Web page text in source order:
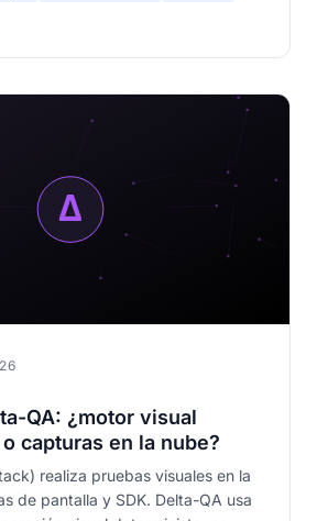
QA: ¿motor visual
capturas en la nube?
realiza pruebas visuales en la
de pantalla y SDK. Delta-QA usa